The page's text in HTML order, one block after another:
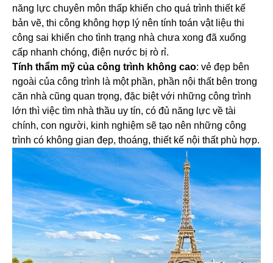
năng lực chuyên môn thấp khiến cho quá trình thiết kế
bản vẽ, thi công không hợp lý nên tính toán vật liệu thi
công sai khiến cho tình trạng nhà chưa xong đã xuống
cấp nhanh chóng, điện nước bị rò rỉ.
Tính thẩm mỹ của công trình không cao: vẻ đẹp bên
ngoài của công trình là một phần, phần nội thất bên trong
căn nhà cũng quan trọng, đặc biệt với những công trình
lớn thì việc tìm nhà thầu uy tín, có đủ năng lực về tài
chính, con người, kinh nghiệm sẽ tạo nên những công
trình có không gian đẹp, thoáng, thiết kế nội thất phù hợp.